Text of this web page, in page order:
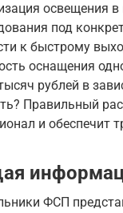
освещения
под
к быстрому
оснащения
рублей в
Правильный
и обеспечит
ФСП